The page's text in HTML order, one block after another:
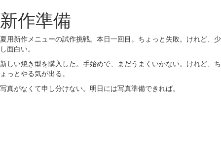
新作準備
夏用新作メニューの試作挑戦。本日一回目。ちょっと失敗。けれど、少
し面白い。
新しい焼き型を購入した。手始めで、まだうまくいかない。けれど、ち
ょっとやる気が出る。
写真がなくて申し分けない。明日には写真準備できれば。